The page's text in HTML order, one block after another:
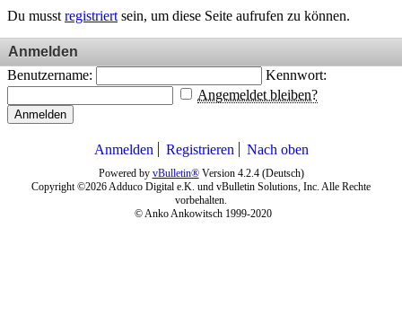
Du musst registriert sein, um diese Seite aufrufen zu können.
Anmelden
Benutzername:
Kennwort:
Angemeldet bleiben?
Anmelden
Anmelden Registrieren Nach oben
Powered by vBulletin®Version 4.2.4 (Deutsch)
Copyright ©2026 Adduco Digital e.K. und vBulletin Solutions, Inc. Alle Rechte
vorbehalten.
© Anko Ankowitsch 1999-2020